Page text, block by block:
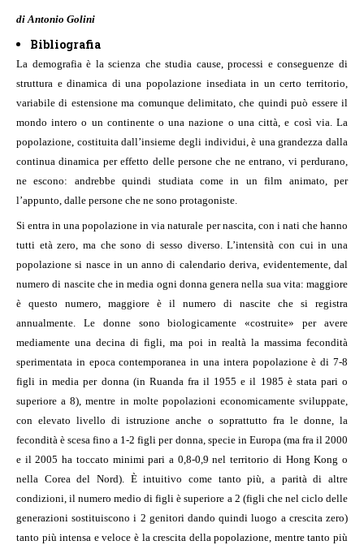
di Antonio Golini
Bibliografia
La demografia è la scienza che studia cause, processi e conseguenze di
struttura e dinamica di una popolazione insediata in un certo territorio,
variabile di estensione ma comunque delimitato, che quindi può essere il
mondo intero o un continente o una nazione o una città, e così via. La
popolazione, costituita dall’insieme degli individui, è una grandezza dalla
continua dinamica per effetto delle persone che ne entrano, vi perdurano,
ne escono: andrebbe quindi studiata come in un film animato, per
l’appunto, dalle persone che ne sono protagoniste.
Si entra in una popolazione in via naturale per nascita, con i nati che hanno
tutti età zero, ma che sono di sesso diverso. L’intensità con cui in una
popolazione si nasce in un anno di calendario deriva, evidentemente, dal
numero di nascite che in media ogni donna genera nella sua vita: maggiore
è questo numero, maggiore è il numero di nascite che si registra
annualmente. Le donne sono biologicamente «costruite» per avere
mediamente una decina di figli, ma poi in realtà la massima fecondità
sperimentata in epoca contemporanea in una intera popolazione è di 7-8
figli in media per donna (in Ruanda fra il 1955 e il 1985 è stata pari o
superiore a 8), mentre in molte popolazioni economicamente sviluppate,
con elevato livello di istruzione anche o soprattutto fra le donne, la
fecondità è scesa fino a 1-2 figli per donna, specie in Europa (ma fra il 2000
e il 2005 ha toccato minimi pari a 0,8-0,9 nel territorio di Hong Kong o
nella Corea del Nord). È intuitivo come tanto più, a parità di altre
condizioni, il numero medio di figli è superiore a 2 (figli che nel ciclo delle
generazioni sostituiscono i 2 genitori dando quindi luogo a crescita zero)
tanto più intensa e veloce è la crescita della popolazione, mentre tanto più